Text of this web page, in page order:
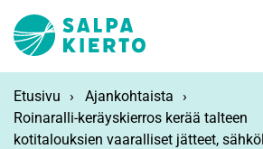
Etusivu
Ajankohtaista
Roinaralli-keräyskierros kerää talteen
kotitalouksien vaaralliset jätteet,